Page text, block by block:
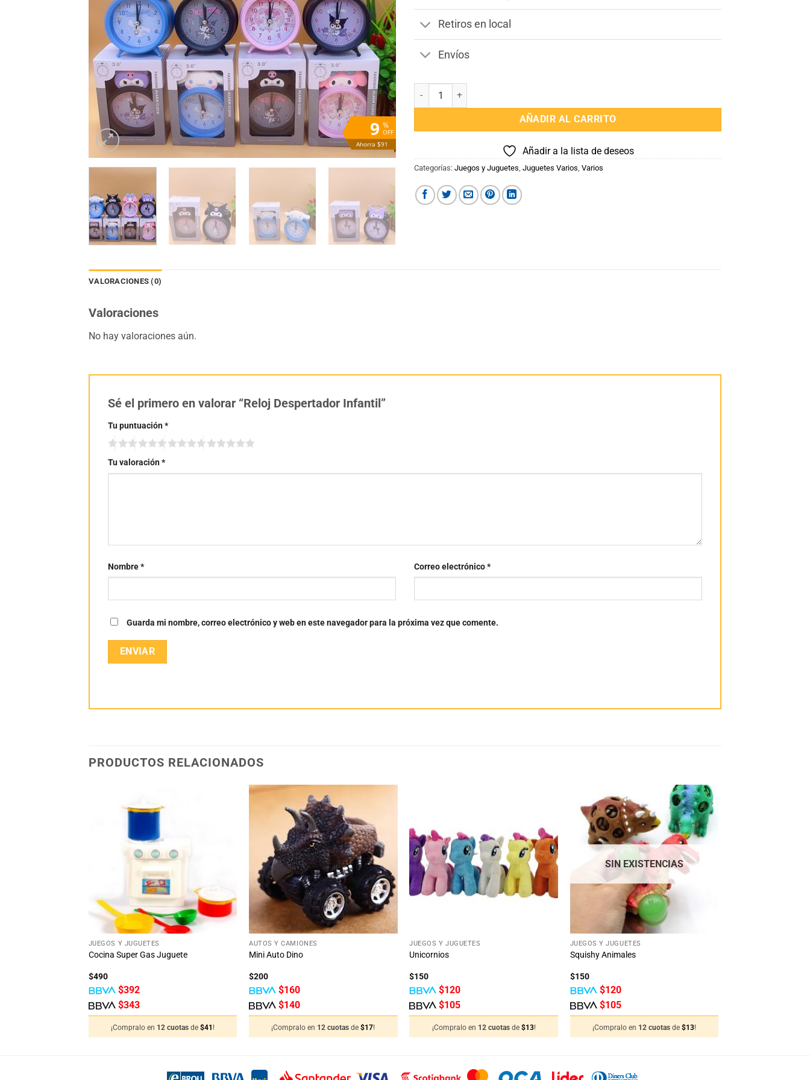
%
OFF
9
Ahorra $91
Retiros en local
Envíos
Reloj Despertador Infantil cantidad
AÑADIR AL CARRITO
Añadir a la lista de deseos
Categorías: Juegos y Juguetes, Juguetes Varios, Varios
VALORACIONES (0)
Valoraciones
No hay valoraciones aún.
Sé el primero en valorar “Reloj Despertador Infantil”
Tu puntuación*
Tu valoración*
Nombre* Correo electrónico*
Guarda mi nombre, correo electrónico y web en este navegador para la próxima vez que comente.
PRODUCTOS RELACIONADOS
+
JUEGOS Y JUGUETES
Cocina Super Gas Juguete
$490
$392
$343
¡Compralo en 12 cuotasde$41 !
a la
lista
de
deseos
AUTOS Y CAMIONES
Mini Auto Dino
$200
$160
$140
¡Compralo en 12 cuotasde$17!
a la
lista
de
deseos
JUEGOS Y JUGUETES
Unicornios
$150
$120
$105
¡Compralo en 12 cuotas de $13!
Añadir
a la
lista
de
deseos
SIN EXISTENCIAS
JUEGOS Y JUGUETES
Squishy Animales
$150
$120
$105
¡Compralo en 12 cuotas de $13!